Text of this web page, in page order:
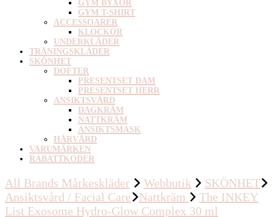
GYM BYXOR
GYM T-SHIRT
ACCESSOARER
KLOCKOR
UNDERKLÄDER
TRÄNINGSKLÄDER
SKÖNHET
DOFTER
PRESENTSET DAM
PRESENTSET HERR
ANSIKTSVÅRD
DAGKRÄM
NATTKRÄM
ANSIKTSMASK
HÅRVÅRD
VARUMÄRKEN
RABATTKODER
All Brands Mårkeskläder Webbutik
SKÖNHET
Ansiktsvård / Facial Care
Nattkräm
The INKEY
List Exosome Hydro-Glow Complex 30 ml